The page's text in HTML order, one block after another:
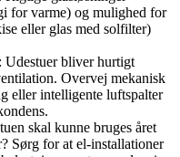
for varme) og mulighed for
eller glas med solfilter)
: Udestuer bliver hurtigt
Overvej mekanisk
eller intelligente luftspalter
skal kunne bruges året
Sørg for at el-installationer